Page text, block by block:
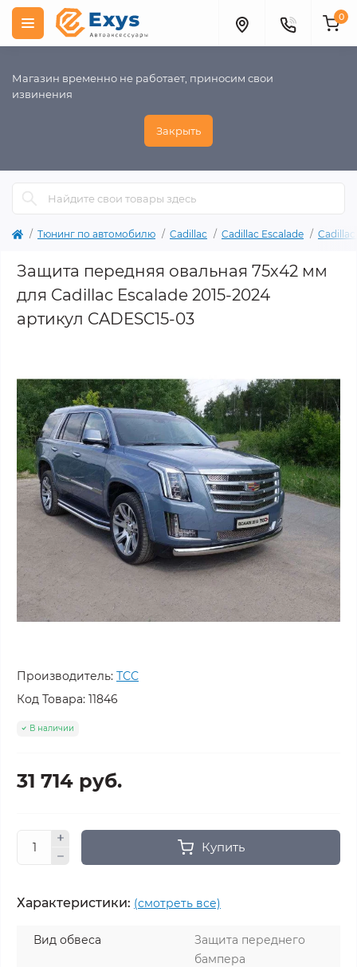
Магазин временно не работает, приносим свои
извинения
Закрыть
0
Тюнинг по автомобилю Cadillac Cadillac Escalade Cadillac
Защита передняя овальная 75х42 мм
для Cadillac Escalade 2015-2024
артикул CADESC15-03
Производитель: ТСС
Код Товара: 11846
В наличии
31 714 руб.
Купить
Характеристики: (смотреть все)
Вид обвеса
Защита переднего
бампера